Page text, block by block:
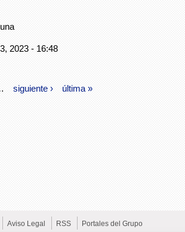
2023 - 16:48
siguiente › última »
Aviso Legal RSS Portales del Grupo